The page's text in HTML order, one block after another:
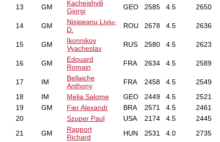
13 GM
Kacheishvili
Giorgi
GEO 2585 4.5 2650
14 GM
Nisipeanu Liviu-
D.
ROU 2678 4.5 2636
15 GM
Ikonnikov
Vyacheslav
RUS 2580 4.5 2623
16 GM
Edouard
Romain
FRA 2634 4.5 2589
17 IM
Bellaiche
Anthony
FRA 2458 4.5
2549
18
IM Melia Salome GEO 2449 4.5
2521
19
GM Fier Alexandr BRA 2571 4.5
2461
20
Szuper Paul USA 2174 4.5
2445
21
GM
Rapport
Richard
HUN 2531 4.0
2735